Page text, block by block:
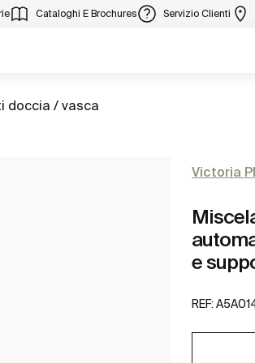
Cataloghi E Brochures Servizio Clienti
doccia / vasca
Victoria
e
REF: